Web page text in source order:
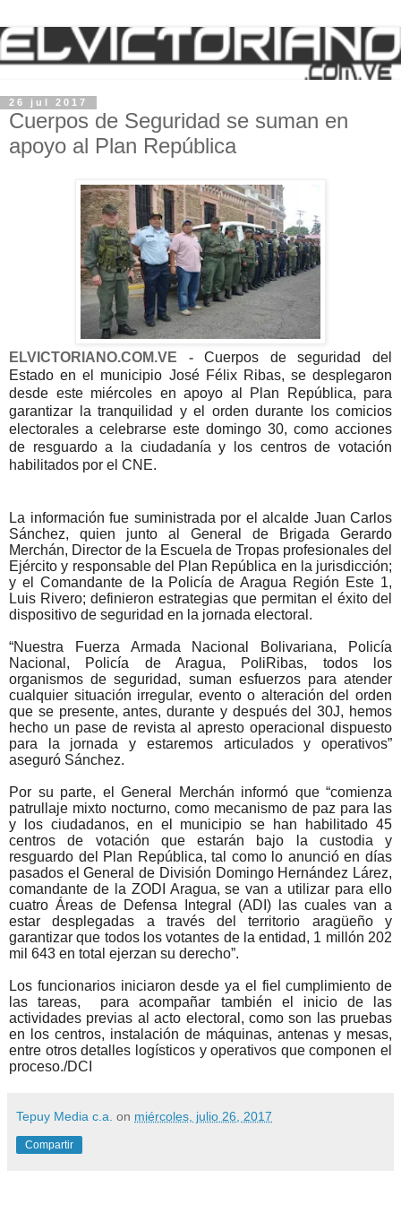
26 jul 2017
Cuerpos de Seguridad se suman en
apoyo al Plan República
ELVICTORIANO.COM.VE -Cuerpos de seguridad del
Estado en el municipio José Félix Ribas, se desplegaron
desde este miércoles en apoyo al Plan República, para
garantizar la tranquilidad y el orden durante los comicios
electorales a celebrarse este domingo 30, como acciones
de resguardo a la ciudadanía y los centros de votación
habilitados por el CNE.
La información fue suministrada por el alcalde Juan Carlos
Sánchez, quien junto al General de Brigada Gerardo
Merchán, Director de la Escuela de Tropas profesionales del
Ejército y responsable del Plan República en la jurisdicción;
y el Comandante de la Policía de Aragua Región Este 1,
Luis Rivero; definieron estrategias que permitan el éxito del
dispositivo de seguridad en la jornada electoral.
“Nuestra Fuerza Armada Nacional Bolivariana, Policía
Nacional, Policía de Aragua, PoliRibas, todos los
organismos de seguridad, suman esfuerzos para atender
cualquier situación irregular, evento o alteración del orden
que se presente, antes, durante y después del 30J, hemos
hecho un pase de revista al apresto operacional dispuesto
para la jornada y estaremos articulados y operativos”
aseguró Sánchez.
Por su parte, el General Merchán informó que “comienza
patrullaje mixto nocturno, como mecanismo de paz para las
y los ciudadanos, en el municipio se han habilitado 45
centros de votación que estarán bajo la custodia y
resguardo del Plan República, tal como lo anunció en días
pasados el General de División Domingo Hernández Lárez,
comandante de la ZODI Aragua, se van a utilizar para ello
cuatro Áreas de Defensa Integral (ADI) las cuales van a
estar desplegadas a través del territorio aragüeño y
garantizar que todos los votantes de la entidad, 1 millón 202
mil 643 en total ejerzan su derecho”.
Los funcionarios iniciaron desde ya el fiel cumplimiento de
las tareas, para acompañar también el inicio de las
actividades previas al acto electoral, como son las pruebas
en los centros, instalación de máquinas, antenas y mesas,
entre otros detalles logísticos y operativos que componen el
proceso./DCI
Tepuy Media c.a. on miércoles, julio 26, 2017
Compartir